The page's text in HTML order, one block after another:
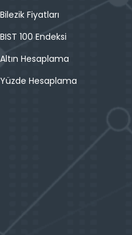
Bilezik Fiyatları
BIST 100 Endeksi
Altın Hesaplama
Yüzde Hesaplama